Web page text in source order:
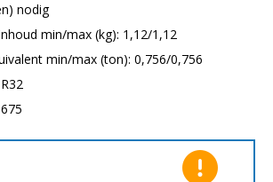
nodig
min/max (kg): 1,12/1,12
min/max (ton): 0,756/0,756